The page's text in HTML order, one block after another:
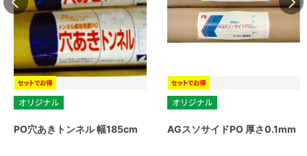
PO穴あきトンネル 幅185cm AGスソサイドPO 厚さ0.1mm